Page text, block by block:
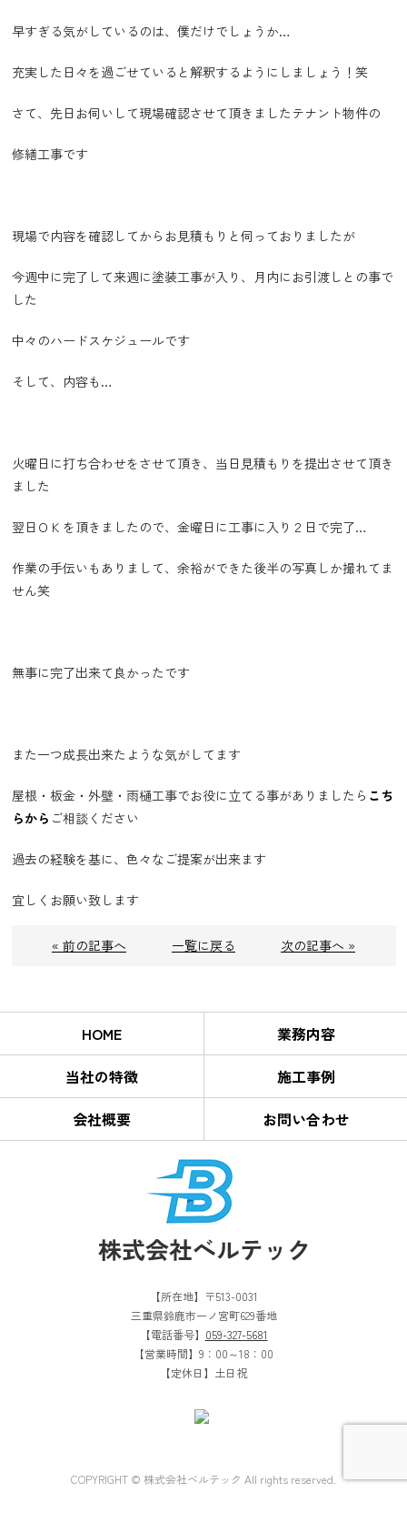
早すぎる気がしているのは、僕だけでしょうか…
充実した日々を過ごせていると解釈するようにしましょう！笑
さて、先日お伺いして現場確認させて頂きましたテナント物件の
修繕工事です
現場で内容を確認してからお見積もりと伺っておりましたが
今週中に完了して来週に塗装工事が入り、月内にお引渡しとの事で
した
中々のハードスケジュールです
そして、内容も…
火曜日に打ち合わせをさせて頂き、当日見積もりを提出させて頂き
ました
翌日ＯＫを頂きましたので、金曜日に工事に入り２日で完了…
作業の手伝いもありまして、余裕ができた後半の写真しか撮れてま
せん笑
無事に完了出来て良かったです
また一つ成長出来たような気がしてます
屋根・板金・外壁・雨樋工事でお役に立てる事がありましたら こち
らから ご相談ください
過去の経験を基に、色々なご提案が出来ます
宜しくお願い致します
« 前の記事へ 一覧に戻る 次の記事へ »
HOME
業務内容
当社の特徴
施工事例
会社概要
お問い合わせ
【所在地】〒513-0031
三重県鈴鹿市一ノ宮町629番地
【電話番号】 059-327-5681
【営業時間】9：00～18：00
【定休日】土日祝
COPYRIGHT © 株式会社ベルテック All rights reserved.